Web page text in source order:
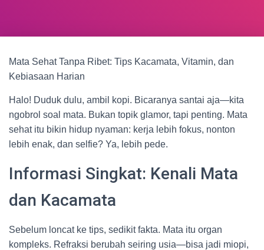
Mata Sehat Tanpa Ribet: Tips Kacamata, Vitamin, dan
Kebiasaan Harian
Halo! Duduk dulu, ambil kopi. Bicaranya santai aja—kita
ngobrol soal mata. Bukan topik glamor, tapi penting. Mata
sehat itu bikin hidup nyaman: kerja lebih fokus, nonton
lebih enak, dan selfie? Ya, lebih pede.
Informasi Singkat: Kenali Mata
dan Kacamata
Sebelum loncat ke tips, sedikit fakta. Mata itu organ
kompleks. Refraksi berubah seiring usia—bisa jadi miopi,